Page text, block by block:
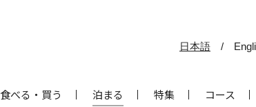
日本語 /
食べる・買う 泊まる 特集 コース